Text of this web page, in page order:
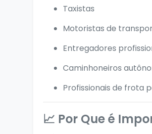
Taxistas
Motoristas de
Entregadores
Caminhoneiros
Profissionais de frota
📈 Por Que é